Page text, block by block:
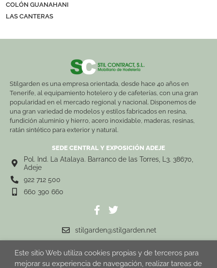
COLÓN GUANAHANI
LAS CANTERAS
Stilgarden es una empresa orientada, desde hace 40 años en
Tenerife, al equipamiento hotelero y de cafeterías, con una gran
popularidad en el mercado regional y nacional. Disponemos de
una gran variedad de modelos y estilos fabricados en resina,
fundición aluminio y hierro, acero inoxidable, maderas, resinas,
ratán sintético para exterior y natural.
SEDE CENTRAL Y EXPOSICIÓN ADEJE
Pol. Ind. La Atalaya. Barranco de las Torres, L3. 38670,
Adeje
922 712 500
660 390 660
stilgarden@stilgarden.net
Este sitio Web utiliza cookies propias y de terceros para
mejorar su experiencia de navegación, realizar tareas de